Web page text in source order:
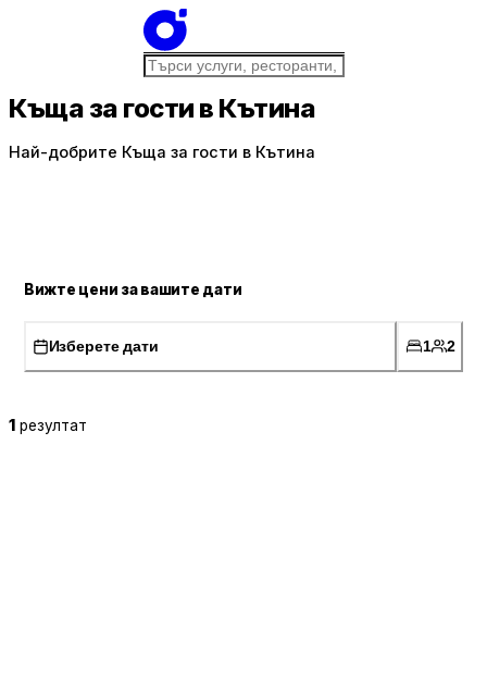
Къща за гости в Кътина
Най-добрите Къща за гости в Кътина
Вижте цени за вашите дати
Изберете дати 1 2
1 резултат